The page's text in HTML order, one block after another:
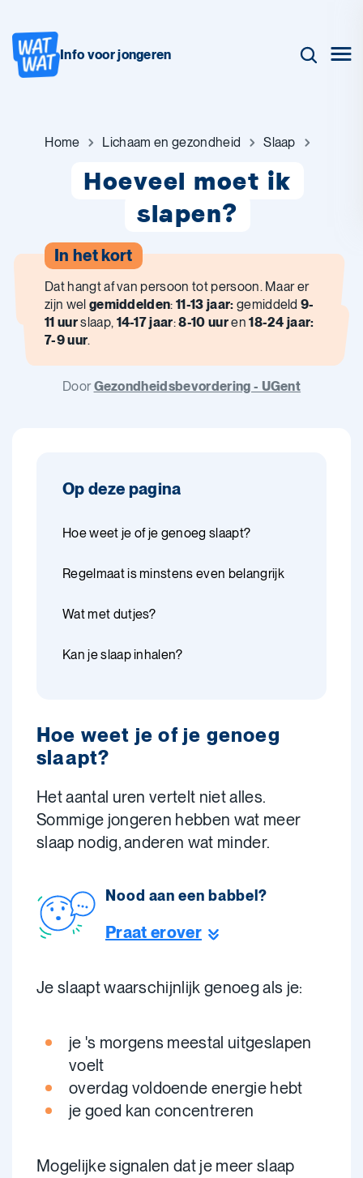
Info voor jongeren
Home Lichaam en gezondheid Slaap
Hoeveel moet ik
slapen?
In het kort
Dat hangt af van persoon tot persoon. Maar er
zijn wel gemiddelden:11-13 jaar: gemiddeld9-
11 uurslaap, 14-17 jaar:8-10 uuren18-24 jaar:
7-9 uur.
DoorGezondheidsbevordering - UGent
Op deze pagina
Hoe weet je of je genoeg slaapt?
Regelmaat is minstens even belangrijk
Wat met dutjes?
Kan je slaap inhalen?
Hoe weet je of je genoeg
slaapt?
Het aantal uren vertelt niet alles.
Sommige jongeren hebben wat meer
slaap nodig, anderen wat minder.
Nood aan een babbel?
Praat erover
Je slaapt waarschijnlijk genoeg als je:
je 's morgens meestal uitgeslapen
voelt
overdag voldoende energie hebt
je goed kan concentreren
Mogelijke signalen dat je meer slaap